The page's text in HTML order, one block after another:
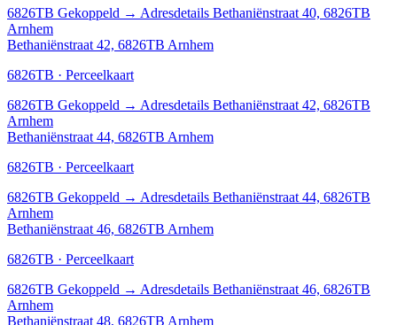
6826TB Gekoppeld → Adresdetails Bethaniënstraat 40, 6826TB
Arnhem
Bethaniënstraat 42, 6826TB Arnhem
6826TB · Perceelkaart
6826TB Gekoppeld → Adresdetails Bethaniënstraat 42, 6826TB
Arnhem
Bethaniënstraat 44, 6826TB Arnhem
6826TB · Perceelkaart
6826TB Gekoppeld → Adresdetails Bethaniënstraat 44, 6826TB
Arnhem
Bethaniënstraat 46, 6826TB Arnhem
6826TB · Perceelkaart
6826TB Gekoppeld → Adresdetails Bethaniënstraat 46, 6826TB
Arnhem
Bethaniënstraat 48, 6826TB Arnhem